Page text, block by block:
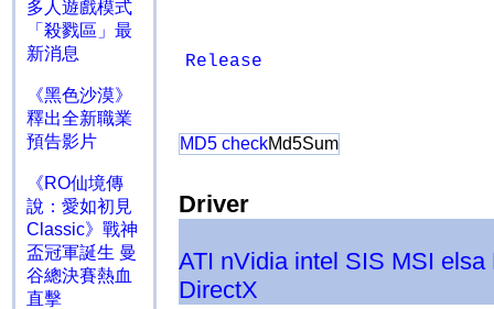
多人遊戲模式
「殺戮區」最
新消息
《黑色沙漠》
釋出全新職業
預告影片
《RO仙境傳
說：愛如初見
Classic》戰神
盃冠軍誕生 曼
谷總決賽熱血
直擊
Release
MD5 checkMd5Sum
Driver
ATI nVidia intel SIS MSI elsa
DirectX